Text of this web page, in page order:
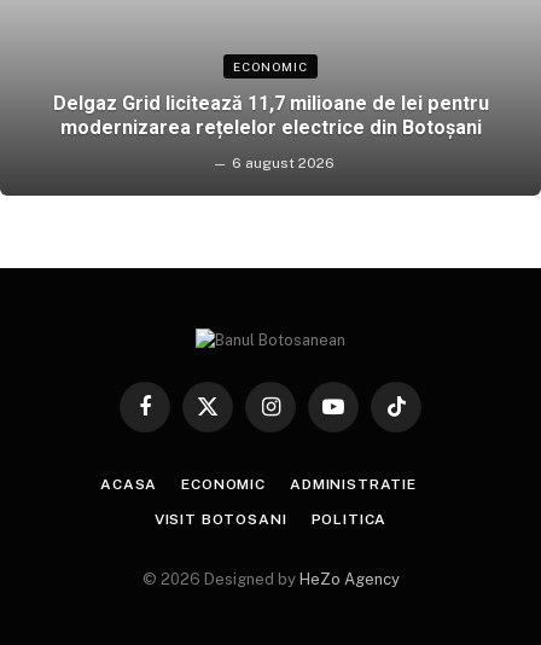
ECONOMIC
Delgaz Grid licitează 11,7 milioane de lei pentru
modernizarea rețelelor electrice din Botoșani
6 august 2026
Facebook
X
InstagramYouTubeTikTok
ACASA ECONOMIC ADMINISTRATIE
VISIT BOTOSANI POLITICA
© 2026 Designed by HeZo Agency